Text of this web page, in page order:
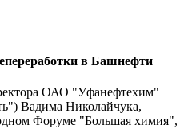
в Башнефти
ОАО "Уфанефтехим"
Вадима Николайчука,
Форуме "Большая химия",